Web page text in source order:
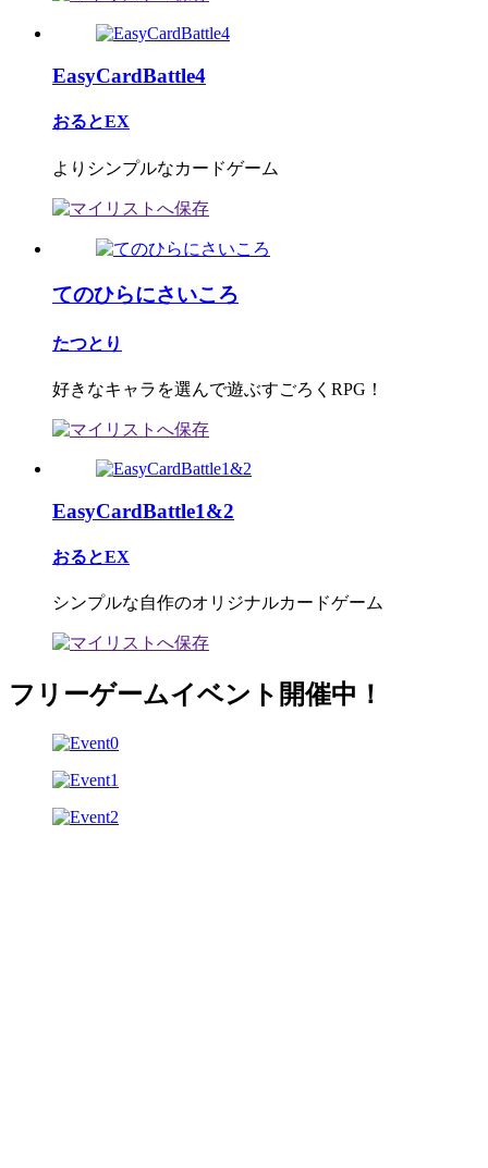
EasyCardBattle4
おるとEX
よりシンプルなカードゲーム
てのひらにさいころ
たつとり
好きなキャラを選んで遊ぶすごろくRPG！
EasyCardBattle1&2
おるとEX
シンプルな自作のオリジナルカードゲーム
フリーゲームイベント開催中！